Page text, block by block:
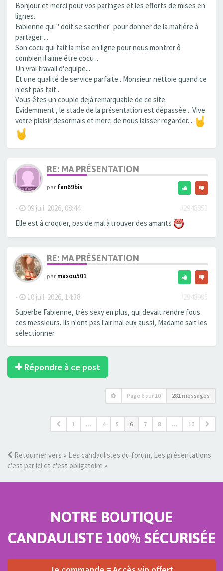
Bonjour et merci pour vos partages et les efforts de mises en
lignes.
Fabienne qui " doit se sacrifier" pour donner de la matière à
partager ...
Son cocu qui fait la mise en ligne pour nous montrer ô
combien il aime être cocu ..
Un vrai travail d'equipe...
Et une qualité de service parfaite.. Monsieur nettoie quand ce
n'est pas fait..
Vous êtes un couple dejà remarquable de ce site.
Evidemment , le stade de la présentation est dépassée .. Vive
votre plaisir desormais et merci de nous laisser regarder...
RE: MA PRÉSENTATION
parfan69bis
- 09 juil. 2026, 08:44
#2948853
Elle est à croquer, pas de mal à trouver des amants
RE: MA PRÉSENTATION
parmaxou501
- 10 juil. 2026, 14:38
#2948995
Superbe Fabienne, très sexy en plus, qui devait rendre fous
ces messieurs. Ils n'ont pas l'air mal eux aussi, Madame sait les
sélectionner.
Répondre à ce post
Page 6 sur 10 281 messages
1 … 4 5 6 7 8 … 10
Retourner vers « Les candaulistes du forum, Les présentations
c'est par ici et c'est obligatoire »
NOTRE BOUTIQUE
CANDAULISTE 100% SÉCURISÉE